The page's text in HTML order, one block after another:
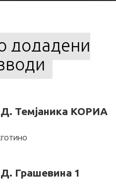
додадени
Темјаника КОРИА
Грашевина 1